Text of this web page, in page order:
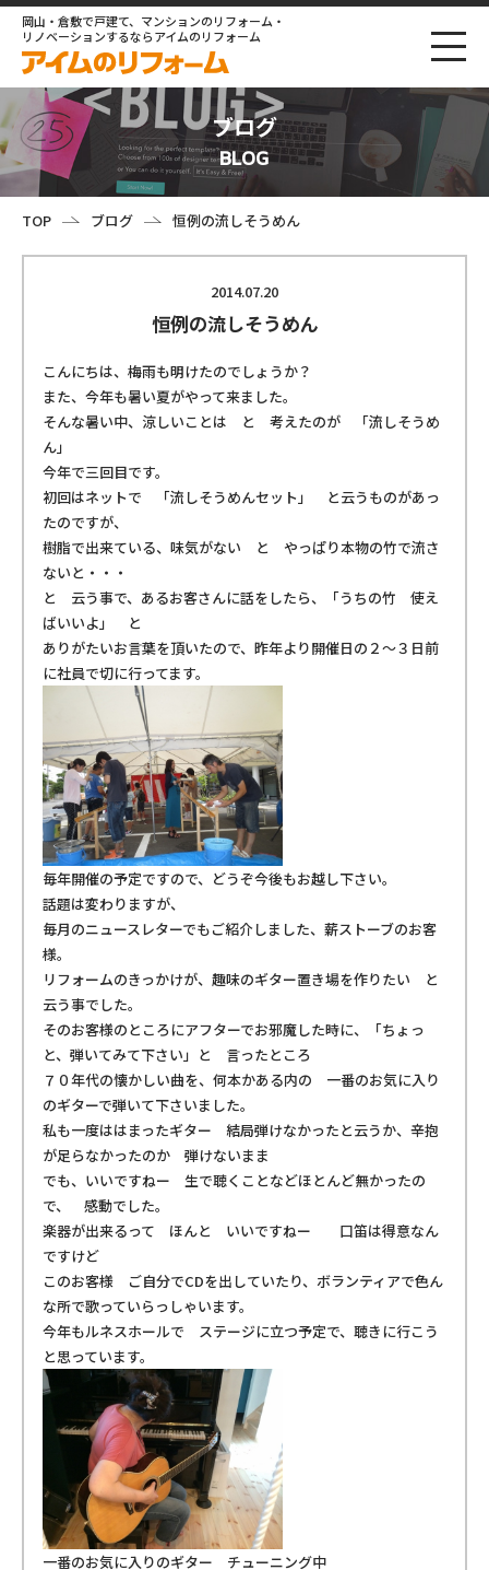
岡山・倉敷で戸建て、マンションのリフォーム・
リノベーションするならアイムのリフォーム
ブログ
BLOG
TOP ブログ 恒例の流しそうめん
2014.07.20
恒例の流しそうめん
こんにちは、梅雨も明けたのでしょうか？
また、今年も暑い夏がやって来ました。
そんな暑い中、涼しいことは と 考えたのが 「流しそうめ
ん」
今年で三回目です。
初回はネットで 「流しそうめんセット」 と云うものがあっ
たのですが、
樹脂で出来ている、味気がない と やっぱり本物の竹で流さ
ないと・・・
と 云う事で、あるお客さんに話をしたら、「うちの竹 使え
ばいいよ」 と
ありがたいお言葉を頂いたので、昨年より開催日の２～３日前
に社員で切に行ってます。
毎年開催の予定ですので、どうぞ今後もお越し下さい。
話題は変わりますが、
毎月のニュースレターでもご紹介しました、薪ストーブのお客
様。
リフォームのきっかけが、趣味のギター置き場を作りたい と
云う事でした。
そのお客様のところにアフターでお邪魔した時に、「ちょっ
と、弾いてみて下さい」と 言ったところ
７０年代の懐かしい曲を、何本かある内の 一番のお気に入り
のギターで弾いて下さいました。
私も一度ははまったギター 結局弾けなかったと云うか、辛抱
が足らなかったのか 弾けないまま
でも、いいですねー 生で聴くことなどほとんど無かったの
で、 感動でした。
楽器が出来るって ほんと いいですねー 口笛は得意なん
ですけど
このお客様 ご自分でCDを出していたり、ボランティアで色ん
な所で歌っていらっしゃいます。
今年もルネスホールで ステージに立つ予定で、聴きに行こう
と思っています。
一番のお気に入りのギター チューニング中